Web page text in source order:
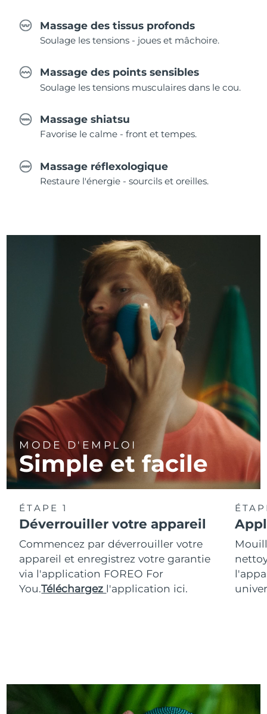
Massage des tissus profonds
Soulage les tensions - joues et mâchoire.
Massage des points sensibles
Soulage les tensions musculaires dans le cou.
Massage shiatsu
Favorise le calme - front et tempes.
Massage réflexologique
Restaure l'énergie - sourcils et oreilles.
MODE D'EMPLOI
Simple et facile
ÉTAPE 1
Déverrouiller votre appareil
Commencez par déverrouiller votre
appareil et enregistrez votre garantie
via l'application FOREO For
You.Téléchargez l'application ici.